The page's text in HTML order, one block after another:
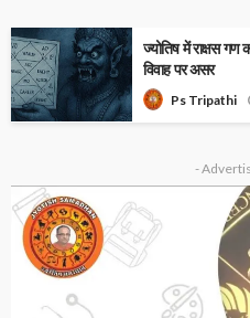
ज्योतिष में राक्षस
विवाह पर असर
Ps Tripathi
-